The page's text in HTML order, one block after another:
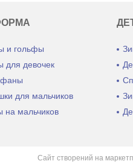
и гольфы
для девочек
для мальчиков
на мальчиков
Сайт створений на